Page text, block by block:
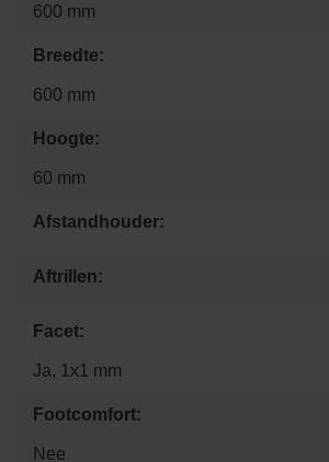
600 mm
Breedte:
600 mm
Hoogte:
60 mm
Afstandhouder:
Aftrillen:
Facet:
Ja, 1x1 mm
Footcomfort:
Nee